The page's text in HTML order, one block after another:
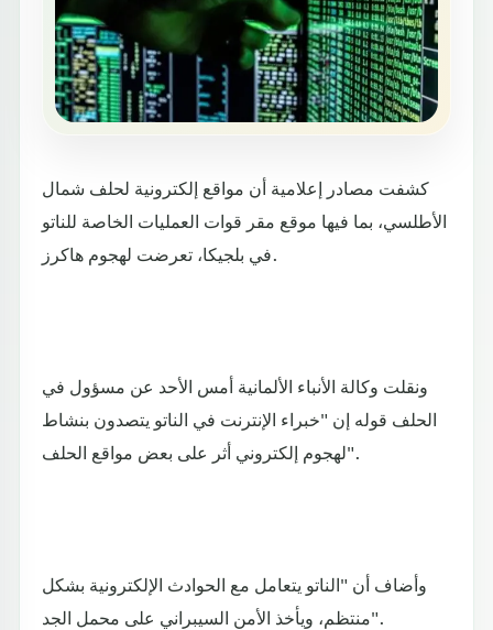
كشفت مصادر إعلامية أن مواقع إلكترونية لحلف شمال
الأطلسي، بما فيها موقع مقر قوات العمليات الخاصة للناتو
في بلجيكا، تعرضت لهجوم هاكرز.
ونقلت وكالة الأنباء الألمانية أمس الأحد عن مسؤول في
الحلف قوله إن "خبراء الإنترنت في الناتو يتصدون بنشاط
لهجوم إلكتروني أثر على بعض مواقع الحلف".
وأضاف أن "الناتو يتعامل مع الحوادث الإلكترونية بشكل
منتظم، ويأخذ الأمن السيبراني على محمل الجد".